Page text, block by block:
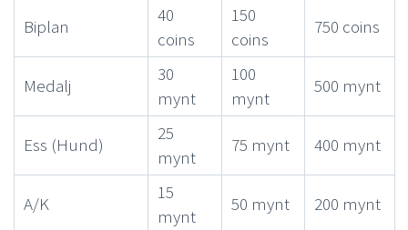
Biplan
40
coins
150
coins
750 coins
Medalj
30
mynt
100
mynt
500 mynt
Ess (Hund)
25
mynt
75 mynt 400 mynt
A/K
15
mynt
50 mynt 200 mynt